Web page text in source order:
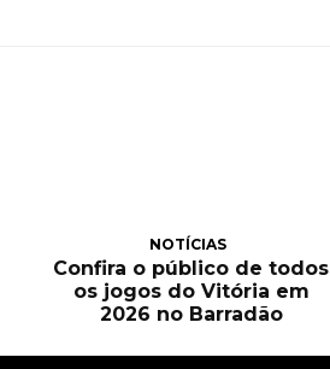
NOTÍCIAS
Confira o público de todos
os jogos do Vitória em
2026 no Barradão